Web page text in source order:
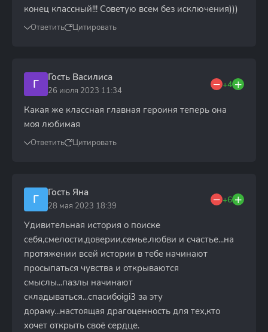
конец классный!!! Советую всем без исключения)))
Ответить Цитировать
Г Гость Василиса
26 июля 2023 11:34
+4
Какая же классная главная героиня теперь она
моя любимая
Ответить Цитировать
Г Гость Яна
28 мая 2023 18:39
+6
Удивительная история о поиске
себя,смелости,доверии,семье,любви и счастье...на
протяжении всей истории в тебе начинают
просыпаться чувства и открываются
смыслы...пазлы начинают
складываться...спасибоigi3 за эту
дораму...настоящая драгоценность для тех,кто
хочет открыть своё сердце.